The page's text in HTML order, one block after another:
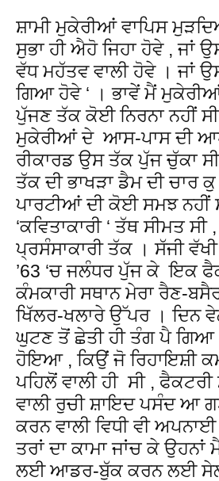
ਸ਼ਾਮੀ ਮੁਕੇਰੀਆਂ ਵਾਪਿਸ
ਸੁਭਾ ਹੀ ਐਹੋ ਜਿਹਾ ਹੋਵੇ , ਜਾਂ
ਵੱਧ ਮਹੱਤਵ ਵਾਲੀ ਹੋਵੇ । ਜਾਂ
ਗਿਆ ਹੋਵੇ ‘ । ਭਾਵੇਂ ਮੈਂ
ਪੁੱਜਣ ਤੱਕ ਕੋਈ ਨਿਰਨਾ ਨਹੀਂ
ਮੁਕੇਰੀਆਂ ਦੇ ਆਸ-ਪਾਸ ਦੀ
ਰੀਕਾਰਡ ਉਸ ਤੱਕ ਪੁੱਜ ਚੁੱਕਾ ਸੀ
ਤੱਕ ਦੀ ਭਾਖੜਾ ਡੈਮ ਦੀ ਚਾਰ
ਪਾਰਟੀਆਂ ਦੀ ਕੋਈ ਸਮਝ ਨਹੀਂ
‘ਕਵਿਤਾਕਾਰੀ ‘ ਤੱਥ ਸੀਮਤ
ਪ੍ਰਸੰਸਾਕਾਰੀ ਤੱਕ । ਸੱਜੀ
’63 ‘ਚ ਜਲੰਧਰ ਪੁੱਜ ਕੇ ਇਕ
ਕੰਮਕਾਰੀ ਸਥਾਨ ਮੇਰਾ ਰੈਣ-
ਖਿੱਲਰ-ਖਲਾਰੇ ਉੱਪਰ । ਦਿਨ
ਘੁਟਣ ਤੋਂ ਛੇਤੀ ਹੀ ਤੰਗ ਪੈ
ਹੋਇਆ , ਕਿਉਂ ਜੋ ਰਿਹਾਇਸ਼ੀ
ਪਹਿਲੋਂ ਵਾਲੀ ਹੀ ਸੀ ,
ਵਾਲੀ ਰੁਚੀ ਸ਼ਾਇਦ ਪਸੰਦ ਆ
ਕਰਨ ਵਾਲੀ ਵਿਧੀ ਵੀ
ਤਰਾਂ ਦਾ ਕਾਮਾ ਜਾਂਚ ਕੇ
ਲਈ ਆਡਰ-ਬੁੱਕ ਕਰਨ ਲਈ